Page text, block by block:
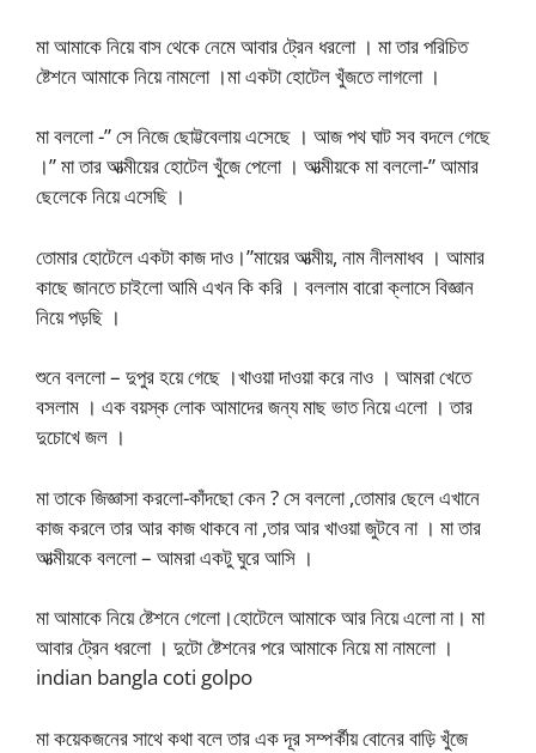
মা আমাকে নিয়ে বাস থেকে নেমে আবার ট্রেন ধরলো । মা তার পরিচিত
ষ্টেশনে আমাকে নিয়ে নামলো ।মা একটা হোটেল খুঁজতে লাগলো ।
মা বললো -” সে নিজে ছোট্টবেলায় এসেছে । আজ পথ ঘাট সব বদলে গেছে
।” মা তার আত্মীয়ের হোটেল খুঁজে পেলো । আত্মীয়কে মা বললো-” আমার
ছেলেকে নিয়ে এসেছি ।
তোমার হোটেলে একটা কাজ দাও।”মায়ের আত্মীয়, নাম নীলমাধব । আমার
কাছে জানতে চাইলো আমি এখন কি করি । বললাম বারো ক্লাসে বিজ্ঞান
নিয়ে পড়ছি ।
শুনে বললো – দুপুর হয়ে গেছে ।খাওয়া দাওয়া করে নাও । আমরা খেতে
বসলাম । এক বয়স্ক লোক আমাদের জন্য মাছ ভাত নিয়ে এলো । তার
দুচোখে জল ।
মা তাকে জিজ্ঞাসা করলো-কাঁদছো কেন ? সে বললো ,তোমার ছেলে এখানে
কাজ করলে তার আর কাজ থাকবে না ,তার আর খাওয়া জুটবে না । মা তার
আত্মীয়কে বললো – আমরা একটু ঘুরে আসি ।
মা আমাকে নিয়ে ষ্টেশনে গেলো।হোটেলে আমাকে আর নিয়ে এলো না। মা
আবার ট্রেন ধরলো । দুটো ষ্টেশনের পরে আমাকে নিয়ে মা নামলো ।
indian bangla coti golpo
মা কয়েকজনের সাথে কথা বলে তার এক দূর সম্পর্কীয় বোনের বাড়ি খুঁজে